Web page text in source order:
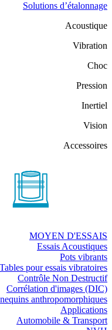
Solutions d’étalonnage
Acoustique
Vibration
Choc
Pression
Inertiel
Vision
Accessoires
MOYEN D'ESSAIS
Essais Acoustiques
Pots vibrants
Tables pour essais vibratoires
Contrôle Non Destructif
Corrélation d'images (DIC)
anthropomorphiques
Applications
Automobile & Transport